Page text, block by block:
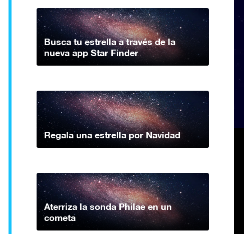
Busca tu estrella a través de la
nueva app Star Finder
Regala una estrella por Navidad
Aterriza la sonda Philae en un
cometa